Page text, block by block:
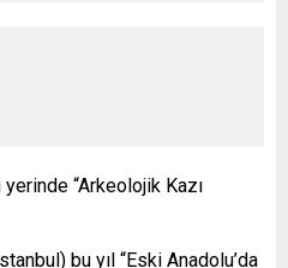
yerinde “Arkeolojik Kazı
bu yıl “Eski Anadolu’da